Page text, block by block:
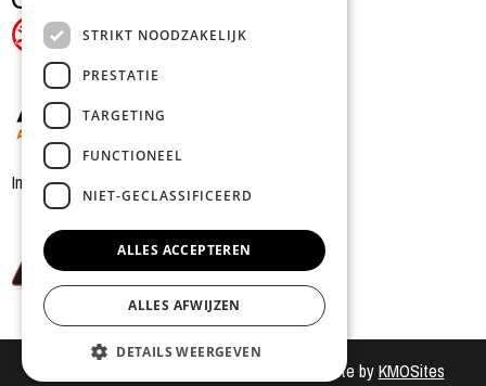
In samenwerking met
- Website byKMOSites
STRIKT NOODZAKELIJK
PRESTATIE
TARGETING
FUNCTIONEEL
NIET-GECLASSIFICEERD
ALLES ACCEPTEREN
ALLES AFWIJZEN
DETAILS WEERGEVEN